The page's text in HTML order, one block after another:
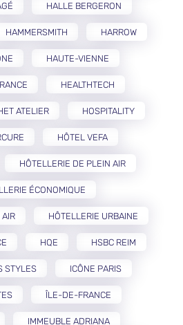
HALLE BERGERON
HAMMERSMITH HARROW
HAUTE-VIENNE
HEALTHTECH
ATELIER HOSPITALITY
HÔTEL VEFA
HÔTELLERIE DE PLEIN AIR
ÉCONOMIQUE
HÔTELLERIE URBAINE
HQE HSBC REIM
STYLES ICÔNE PARIS
ÎLE-DE-FRANCE
IMMEUBLE ADRIANA